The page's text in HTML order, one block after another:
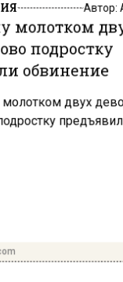
молотком
подростку
обвинение